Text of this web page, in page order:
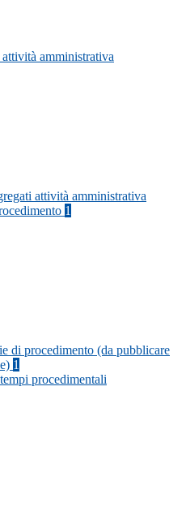
amministrativa
attività amministrativa
1
di procedimento (da pubblicare
1
procedimentali